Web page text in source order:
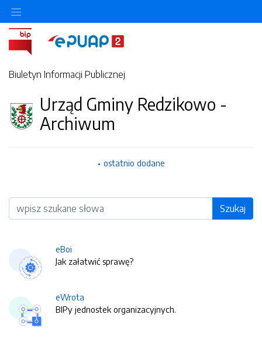
Biuletyn Informacji Publicznej
Urząd Gminy Redzikowo -
Archiwum
ostatnio dodane
Wyszukiwarka Szukaj
eBoi
Jak załatwić sprawę?
eWrota
BIPy jednostek organizacyjnych.